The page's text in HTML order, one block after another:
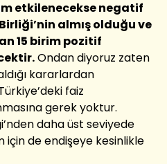
etkilenecekse negatif
almış olduğu ve
15 birim pozitif
Ondan diyoruz zaten
kararlardan
faiz
gerek yoktur.
daha üst seviyede
için de endişeye kesinlikle